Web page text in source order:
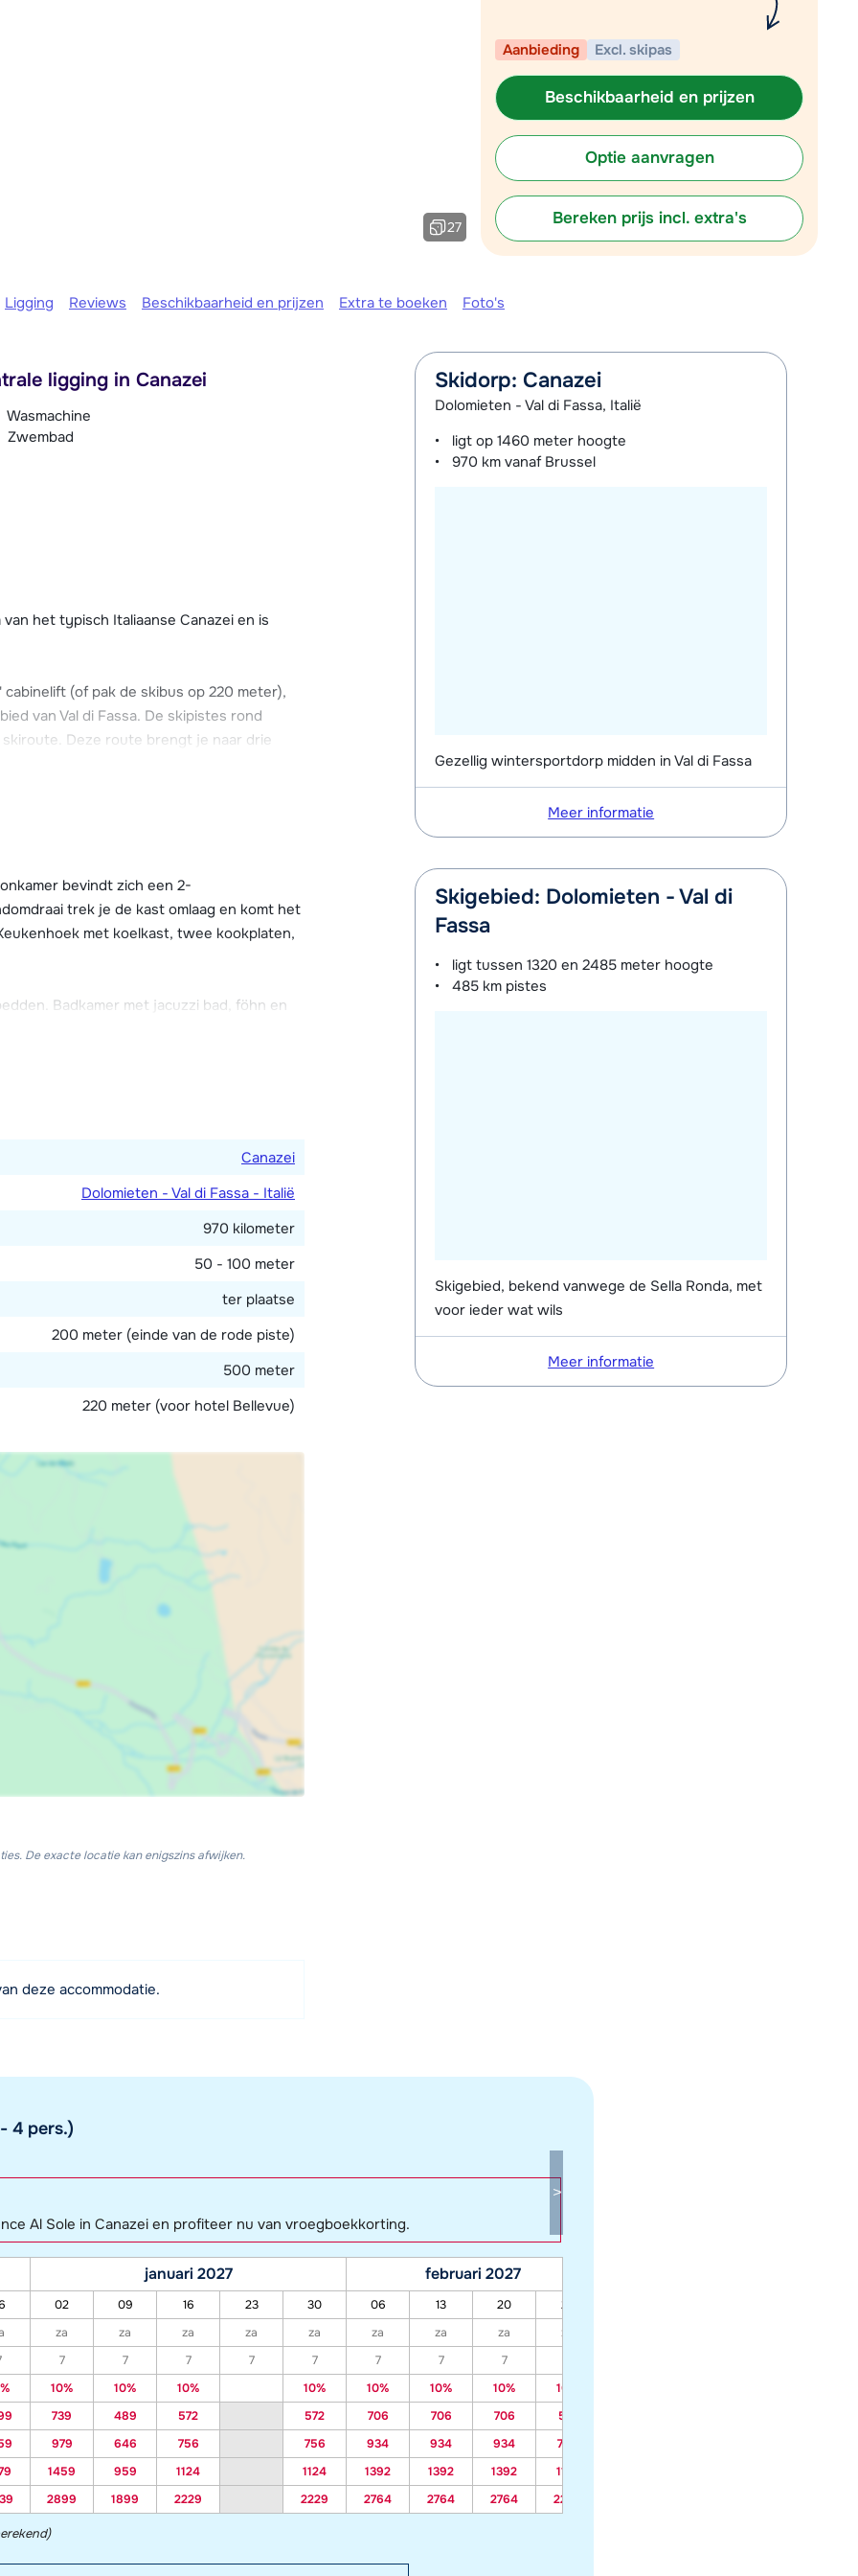
maandag om 09:00 uur weer beschikbaar:
Chat met wintersportspecialist
Bel ons via 03 3037838
27
Aanbieding Excl. skipas
Beschikbaarheid en prijzen
Optie aanvragen
Bereken prijs incl. extra's
Ligging Reviews Beschikbaarheid en prijzen Extra te boeken Foto's
ligging in Canazei
Wasmachine
Zwembad
het typisch Italiaanse Canazei en is
(of pak de skibus op 220 meter),
van Val di Fassa. De skipistes rond
Deze route brengt je naar drie
Alta Badia) en biedt in totaal 485 km aan
en sfeervolle barretjes. In
dorp.
pizzeria en wijnbar. Ter plekke kun je
de kinderen zich ook niet te
tafeltennis- en tafelvoetbaltafel en
wasmachines.
zijn aanwezig in Résidence Al Sole!
bevindt zich een 2-
trek je de kast omlaag en komt het
met koelkast, twee kookplaten,
Badkamer met jacuzzi bad, föhn en
Canazei
Dolomieten - Val di Fassa - Italië
970 kilometer
50 - 100 meter
ter plaatse
200 meter (einde van de rode piste)
500 meter
220 meter (voor hotel Bellevue)
De exacte locatie kan enigszins afwijken.
deze accommodatie.
4 pers.)
Al Sole in Canazei en profiteer nu van vroegboekkorting.
januari 2027 februari 2027
02 09 16 23 30 06 13 20 27
za za za za za za za za za
7 7 7 7 7 7 7 7
10% 10% 10% 10% 10% 10% 10% 10%
739 489 572 572 706 706 706 571
979 646 756 756 934 934 934 754
1459 959 1124 1124 1392 1392 1392 1122
2899 1899 2229 2229 2764 2764 2764 2224
Skidorp: Canazei
Dolomieten - Val di Fassa, Italië
ligt op1460 meter hoogte
970 km vanaf Brussel
Gezellig wintersportdorp midden in Val di Fassa
Meer informatie
Skigebied: Dolomieten - Val di
Fassa
ligt tussen1320 en 2485 meter hoogte
485 km pistes
Skigebied, bekend vanwege de Sella Ronda, met
voor ieder wat wils
Meer informatie